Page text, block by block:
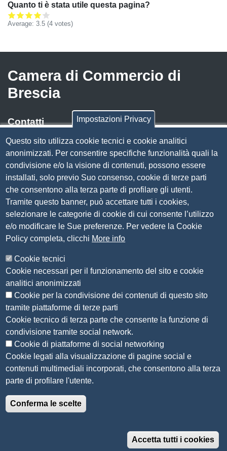
Quanto ti è stata utile questa pagina?
Average: 3.5 (4 votes)
Camera di Commercio di
Brescia
Contatti
Via Luigi Einaudi, 23, 25121 Brescia BS
Tel. 030 37251
PECcamera.brescia@bs.legalmail.camcom.it
P.IVA 00859790172
C.F. 80013870177
Contatti
Amministrazione Trasparente
Organizzazione
Bandi di concorso
Bandi di gara e contratti
Provvedimenti
Attività e procedimenti
Seguici su
Sito web
Accesso riservato
Mappa del sito
Impostazioni Privacy
Questo sito utilizza cookie tecnici e cookie analitici
anonimizzati. Per consentire specifiche funzionalità quali la
condivisione e/o la visione di contenuti, possono essere
installati, solo previo Suo consenso, cookie di terze parti
che consentono alla terza parte di profilare gli utenti.
Tramite questo banner, può accettare tutti i cookies,
selezionare le categorie di cookie di cui consente l’utilizzo
e/o modificare le Sue preferenze. Per vedere la Cookie
Policy completa, clicchi More info
Cookie tecnici
Cookie necessari per il funzionamento del sito e cookie
analitici anonimizzati
Cookie per la condivisione dei contenuti di questo sito
tramite piattaforme di terze parti
Cookie tecnico di terza parte che consente la funzione di
condivisione tramite social network.
Cookie di piattaforme di social networking
Cookie legati alla visualizzazione di pagine social e
contenuti multimediali incorporati, che consentono alla terza
parte di profilare l'utente.
Conferma le scelte
Accetta tutti i cookies